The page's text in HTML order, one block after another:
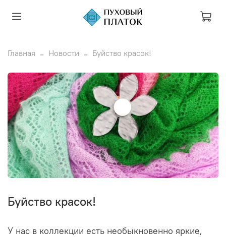
Главная Новости Буйство красок!
Буйство красок!
У нас в коллекции есть необыкновенно яркие,